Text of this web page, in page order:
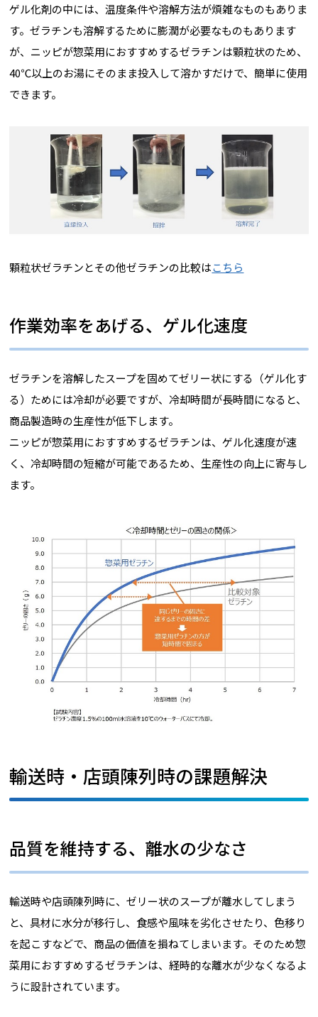
ゲル化剤の中には、温度条件や溶解方法が煩雑なものもありま
す。ゼラチンも溶解するために膨潤が必要なものもあります
が、ニッピが惣菜用におすすめするゼラチンは顆粒状のため、
40℃以上のお湯にそのまま投入して溶かすだけで、簡単に使用
できます。
顆粒状ゼラチンとその他ゼラチンの比較はこちら
作業効率をあげる、ゲル化速度
ゼラチンを溶解したスープを固めてゼリー状にする（ゲル化す
る）ためには冷却が必要ですが、冷却時間が長時間になると、
商品製造時の生産性が低下します。
ニッピが惣菜用におすすめするゼラチンは、ゲル化速度が速
く、冷却時間の短縮が可能であるため、生産性の向上に寄与し
ます。
輸送時・店頭陳列時の課題解決
品質を維持する、離水の少なさ
輸送時や店頭陳列時に、ゼリー状のスープが離水してしまう
と、具材に水分が移行し、食感や風味を劣化させたり、色移り
を起こすなどで、商品の価値を損ねてしまいます。そのため惣
菜用におすすめするゼラチンは、経時的な離水が少なくなるよ
うに設計されています。